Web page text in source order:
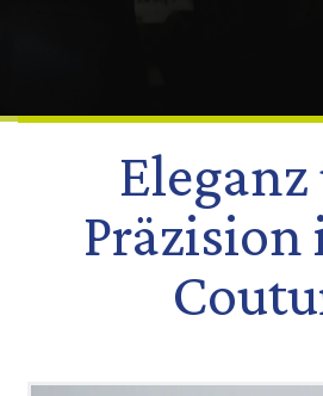
Präzision